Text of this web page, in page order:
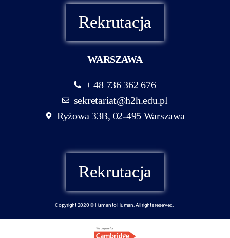
Rekrutacja
WARSZAWA
+ 48 736 362 676
sekretariat@h2h.edu.pl
Ryżowa 33B, 02-495 Warszawa
Rekrutacja
Copyright 2020 © Human to Human. All rights reserved.